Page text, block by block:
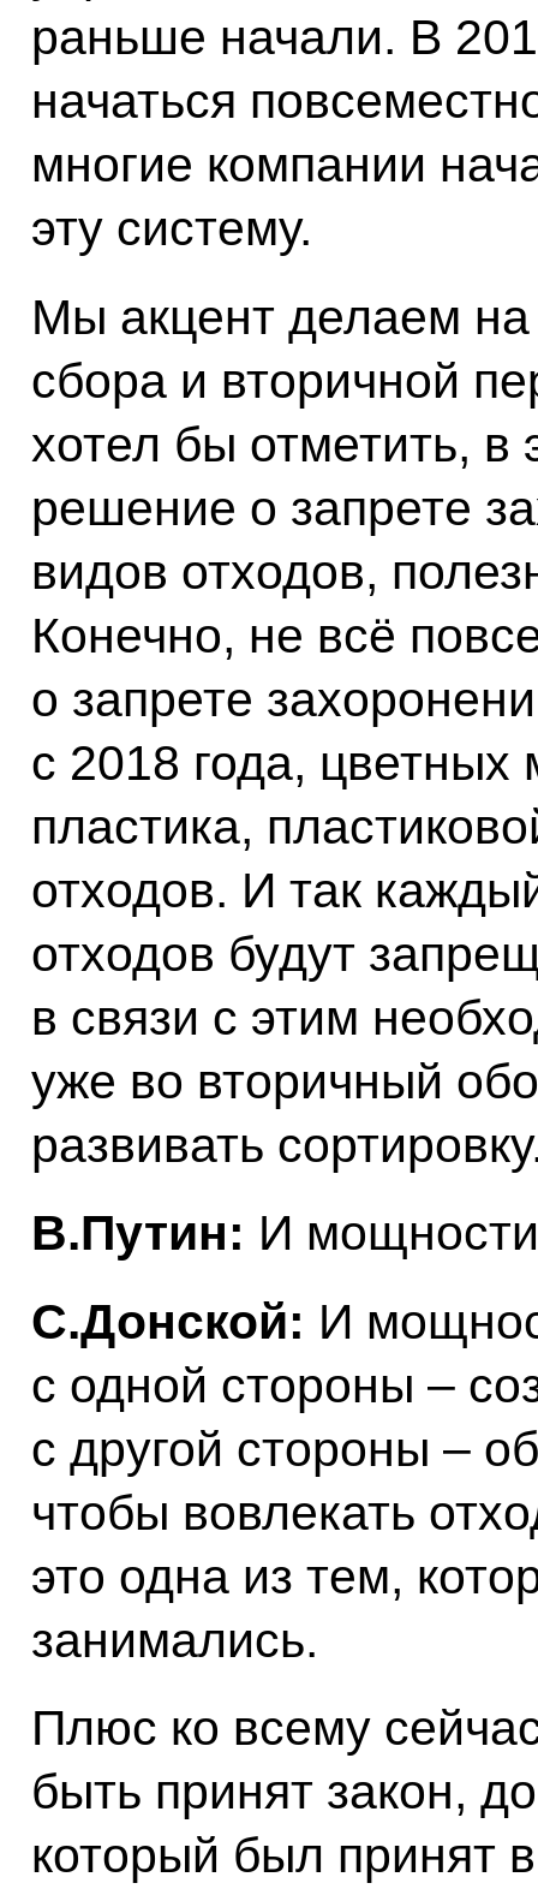
раньше начали. В
начаться
многие компании
эту систему.
Мы акцент делаем на
сбора и вторичной
хотел бы отметить, в
решение о запрете
видов отходов,
Конечно, не всё
о запрете
с 2018 года, цветных
пластика,
отходов. И так
отходов будут
в связи с этим
уже во вторичный
развивать
В.Путин: И
С.Донской: И
с одной стороны –
с другой стороны –
чтобы вовлекать
это одна из тем,
занимались.
Плюс ко всему
быть принят закон,
который был принят